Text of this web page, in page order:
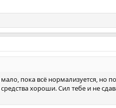
пока всё нормализуется, но
хороши. Сил тебе и не